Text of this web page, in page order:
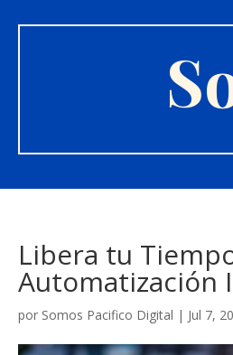
Libera tu
Automatización
por Somos Pacifico Digital | Jul 7,